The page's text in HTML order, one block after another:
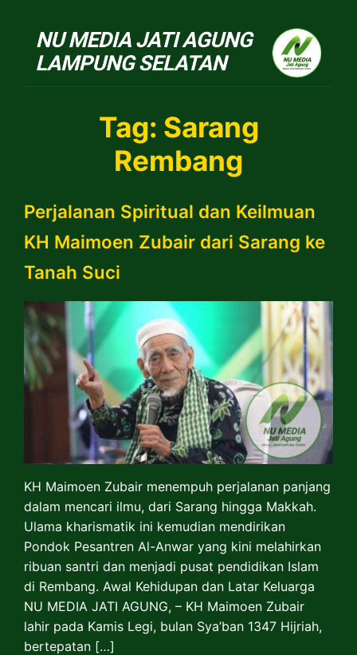
NU
Tag: Sarang
Rembang
Perjalanan Spiritual dan Keilmuan
KH Maimoen Zubair dari Sarang ke
Tanah Suci
KH Maimoen Zubair menempuh perjalanan panjang
dalam mencari ilmu, dari Sarang hingga Makkah.
Ulama kharismatik ini kemudian mendirikan
Pondok Pesantren Al-Anwar yang kini melahirkan
ribuan santri dan menjadi pusat pendidikan Islam
di Rembang. Awal Kehidupan dan Latar Keluarga
NU MEDIA JATI AGUNG, – KH Maimoen Zubair
lahir pada Kamis Legi, bulan Sya’ban 1347 Hijriah,
bertepatan […]